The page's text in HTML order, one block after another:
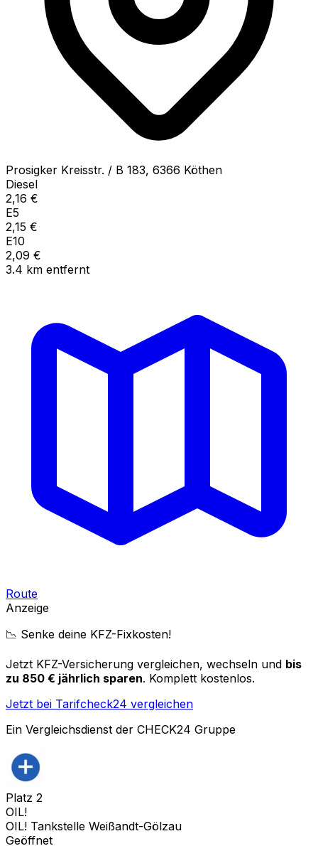
Prosigker Kreisstr. / B 183, 6366 Köthen
Diesel
2,16 €
E5
2,15 €
E10
2,09 €
3.4 km entfernt
Route
Anzeige
📉 Senke deine KFZ-Fixkosten!
Jetzt KFZ-Versicherung vergleichen, wechseln und bis
zu 850 € jährlich sparen. Komplett kostenlos.
Jetzt bei Tarifcheck24 vergleichen
Ein Vergleichsdienst der CHECK24 Gruppe
Platz 2
OIL!
OIL! Tankstelle Weißandt-Gölzau
Geöffnet